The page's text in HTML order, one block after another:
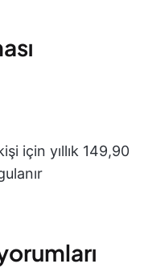
için yıllık 149,90